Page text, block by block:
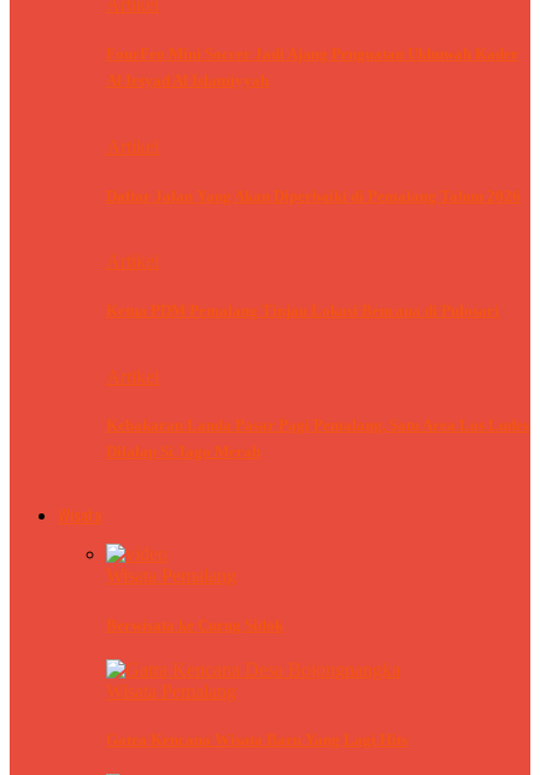
Artikel
FourFeo Mini Soccer Jadi Ajang Penguatan Ukhuwah Kader
Al Irsyad Al Islamiyyah
Artikel
Daftar Jalan Yang Akan Diperbaiki di Pemalang Tahun 2026
Artikel
Ketua PDM Pemalang Tinjau Lokasi Bencana di Pulosari
Artikel
Kebakaran Landa Pasar Pagi Pemalang, Satu Area Los Ludes
Dilalap Si Jago Merah
Wisata
Wisata Pemalang
Berwisata ke Curug Sidok
Wisata Pemalang
Gatra Kencana Wisata Baru Yang Lagi Hits